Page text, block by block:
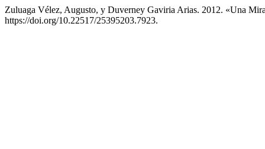
Zuluaga Vélez, Augusto, y Duverney Gaviria Arias. 2012. «Una
https://doi.org/10.22517/25395203.7923.